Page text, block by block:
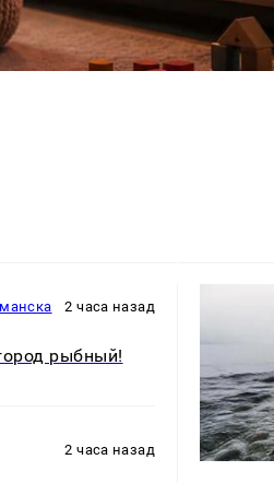
2 часа назад
рыбный!
2 часа назад